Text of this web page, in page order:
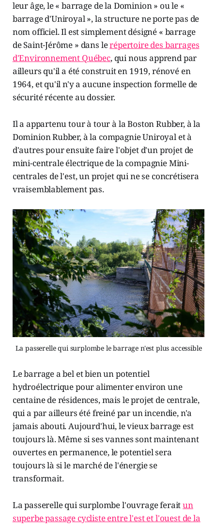
leur âge, le « barrage de la Dominion » ou le «
barrage d'Uniroyal », la structure ne porte pas de
nom officiel. Il est simplement désigné « barrage
de Saint-Jérôme » dans lerépertoire des barrages
d'Environnement Québec, qui nous apprend par
ailleurs qu'il a été construit en 1919, rénové en
1964, et qu'il n'y a aucune inspection formelle de
sécurité récente au dossier.
Il a appartenu tour à tour à la Boston Rubber, à la
Dominion Rubber, à la compagnie Uniroyal et à
d'autres pour ensuite faire l'objet d'un projet de
mini-centrale électrique de la compagnie Mini-
centrales de l'est, un projet qui ne se concrétisera
vraisemblablement pas.
La passerelle qui surplombe le barrage n'est plus accessible
Le barrage a bel et bien un potentiel
hydroélectrique pour alimenter environ une
centaine de résidences, mais le projet de centrale,
qui a par ailleurs été freiné par un incendie, n'a
jamais abouti. Aujourd'hui, le vieux barrage est
toujours là. Même si ses vannes sont maintenant
ouvertes en permanence, le potentiel sera
toujours là si le marché de l'énergie se
transformait.
La passerelle qui surplombe l'ouvrage feraitun
superbe passage cycliste entre l'est et l'ouest de la